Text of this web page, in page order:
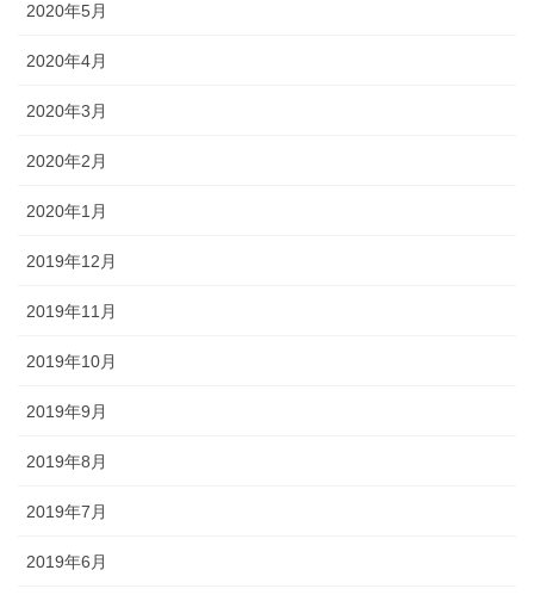
2020年5月
2020年4月
2020年3月
2020年2月
2020年1月
2019年12月
2019年11月
2019年10月
2019年9月
2019年8月
2019年7月
2019年6月